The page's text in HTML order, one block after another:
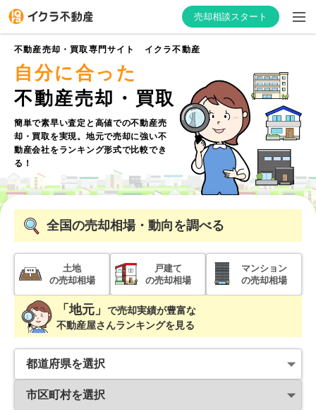
売却相談スタート
はじめての方へ
不動産会社を探す
物件の価格を知る
お家の売却を学ぶ
不動産会社向け情報
不動産売却・買取専門サイト イクラ不動産
自分に合った
不動産売却・買取
簡単で素早い査定と高値での不動産売
却・買取を実現。 地元で売却に強い不
動産会社をランキング形式で比較でき
る！
全国の売却相場・動向を調べる
土地
の売却相場
戸建て
の売却相場
マンション
の売却相場
「地元」 で売却実績が豊富な
不動産屋さんランキングを見る